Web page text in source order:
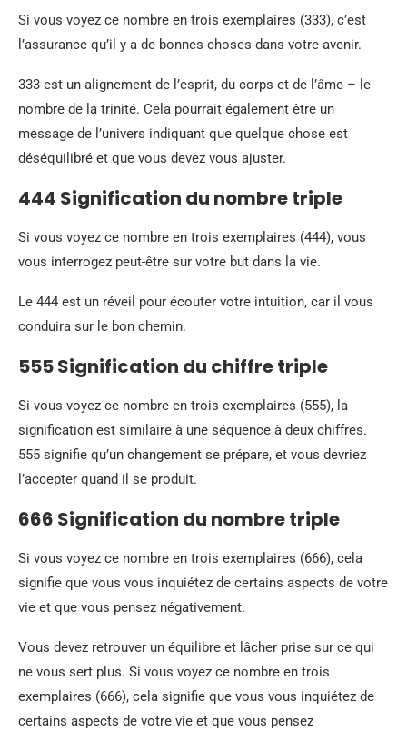
Si vous voyez ce nombre en trois exemplaires (333), c’est
l’assurance qu’il y a de bonnes choses dans votre avenir.
333 est un alignement de l’esprit, du corps et de l’âme – le
nombre de la trinité. Cela pourrait également être un
message de l’univers indiquant que quelque chose est
déséquilibré et que vous devez vous ajuster.
444 Signification du nombre triple
Si vous voyez ce nombre en trois exemplaires (444), vous
vous interrogez peut-être sur votre but dans la vie.
Le 444 est un réveil pour écouter votre intuition, car il vous
conduira sur le bon chemin.
555 Signification du chiffre triple
Si vous voyez ce nombre en trois exemplaires (555), la
signification est similaire à une séquence à deux chiffres.
555 signifie qu’un changement se prépare, et vous devriez
l’accepter quand il se produit.
666 Signification du nombre triple
Si vous voyez ce nombre en trois exemplaires (666), cela
signifie que vous vous inquiétez de certains aspects de votre
vie et que vous pensez négativement.
Vous devez retrouver un équilibre et lâcher prise sur ce qui
ne vous sert plus. Si vous voyez ce nombre en trois
exemplaires (666), cela signifie que vous vous inquiétez de
certains aspects de votre vie et que vous pensez